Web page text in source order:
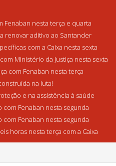
Fenaban nesta terça e quarta
renovar aditivo ao Santander
com a Caixa nesta sexta
Ministério da Justiça nesta sexta
com Fenaban nesta terça
na luta!
e na assistência à saúde
Fenaban nesta segunda
Fenaban nesta segunda
horas nesta terça com a Caixa